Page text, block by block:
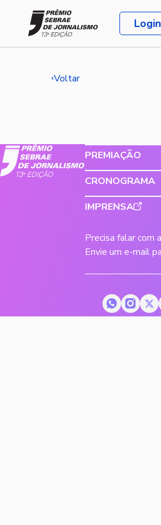
Login
Voltar
PREMIAÇÃO
CRONOGRAMA
IMPRENSA
Precisa falar com
Envie um e-mail